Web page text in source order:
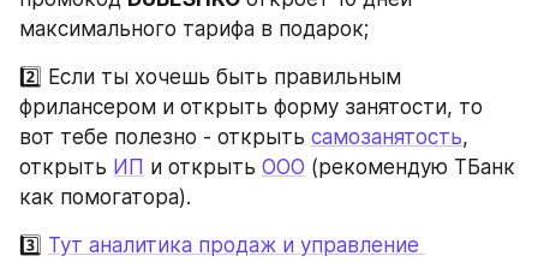
максимального тарифа в подарок;
2️⃣ Если ты хочешь быть правильным
фрилансером и открыть форму занятости, то
вот тебе полезно - открыть самозанятость,
открыть ИП и открыть ООО (рекомендую ТБанк
как помогатора).
3️⃣ Тут аналитика продаж и управление